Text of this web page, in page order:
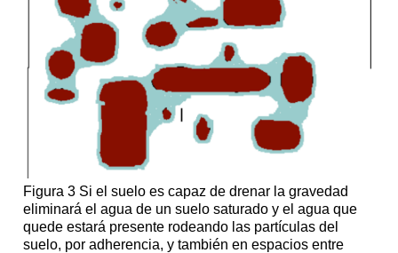
Figura 3 Si el suelo es capaz de drenar la gravedad
eliminará el agua de un suelo saturado y el agua que
quede estará presente rodeando las partículas del
suelo, por adherencia, y también en espacios entre